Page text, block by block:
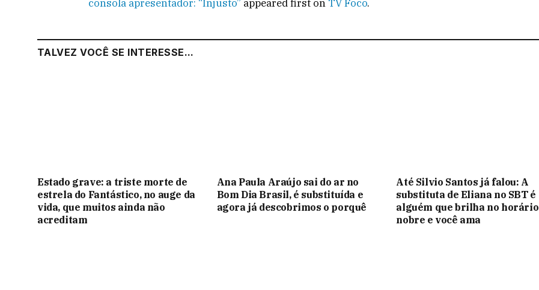
consola apresentador: “Injusto” appeared first on TV Foco.
TALVEZ VOCÊ SE INTERESSE...
Estado grave: a triste morte de
estrela do Fantástico, no auge da
vida, que muitos ainda não
acreditam
Ana Paula Araújo sai do ar no
Bom Dia Brasil, é substituída e
agora já descobrimos o porquê
Até Silvio Santos já falou: A
substituta de Eliana no SBT é
alguém que brilha no horário
nobre e você ama